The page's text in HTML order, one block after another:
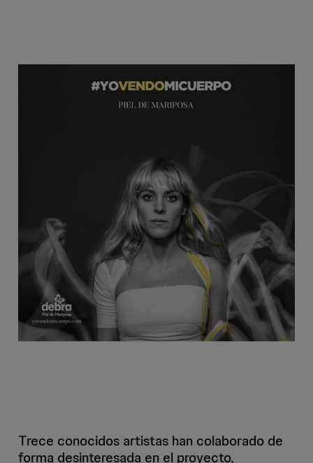
Trece conocidos artistas han colaborado de
forma desinteresada en el proyecto,